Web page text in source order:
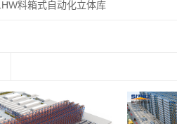
料箱式自动化立体库